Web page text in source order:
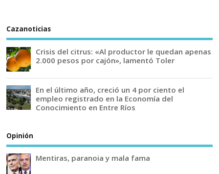
Cazanoticias
Crisis del citrus: «Al productor le quedan apenas
2.000 pesos por cajón», lamentó Toler
En el último año, creció un 4 por ciento el
empleo registrado en la Economía del
Conocimiento en Entre Ríos
Opinión
Mentiras, paranoia y mala fama